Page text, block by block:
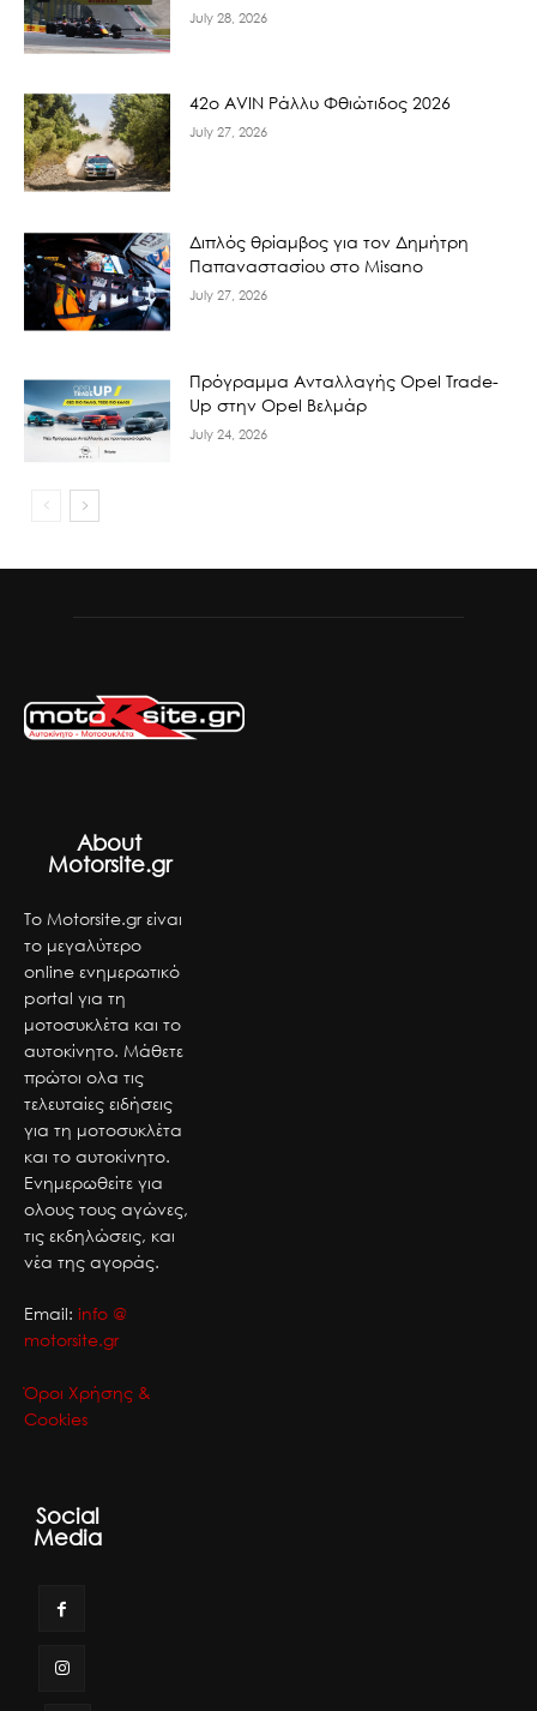
July 28, 2026
42ο AVIN Ράλλυ Φθιώτιδος 2026
July 27, 2026
Διπλός θρίαμβος για τον Δημήτρη
Παπαναστασίου στο Misano
July 27, 2026
Πρόγραμμα Ανταλλαγής Opel Trade-
Up στην Opel Βελμάρ
July 24, 2026
About
Motorsite.gr
Το Motorsite.gr είναι
το μεγαλύτερο
online ενημερωτικό
portal για τη
μοτοσυκλέτα και το
αυτοκίνητο. Μάθετε
πρώτοι ολα τις
τελευταίες ειδήσεις
για τη μοτοσυκλέτα
και το αυτοκίνητο.
Ενημερωθείτε για
ολους τους αγώνες,
τις εκδηλώσεις, και
νέα της αγοράς.
Email: info @
motorsite.gr
Όροι Χρήσης &
Cookies
Social
Media